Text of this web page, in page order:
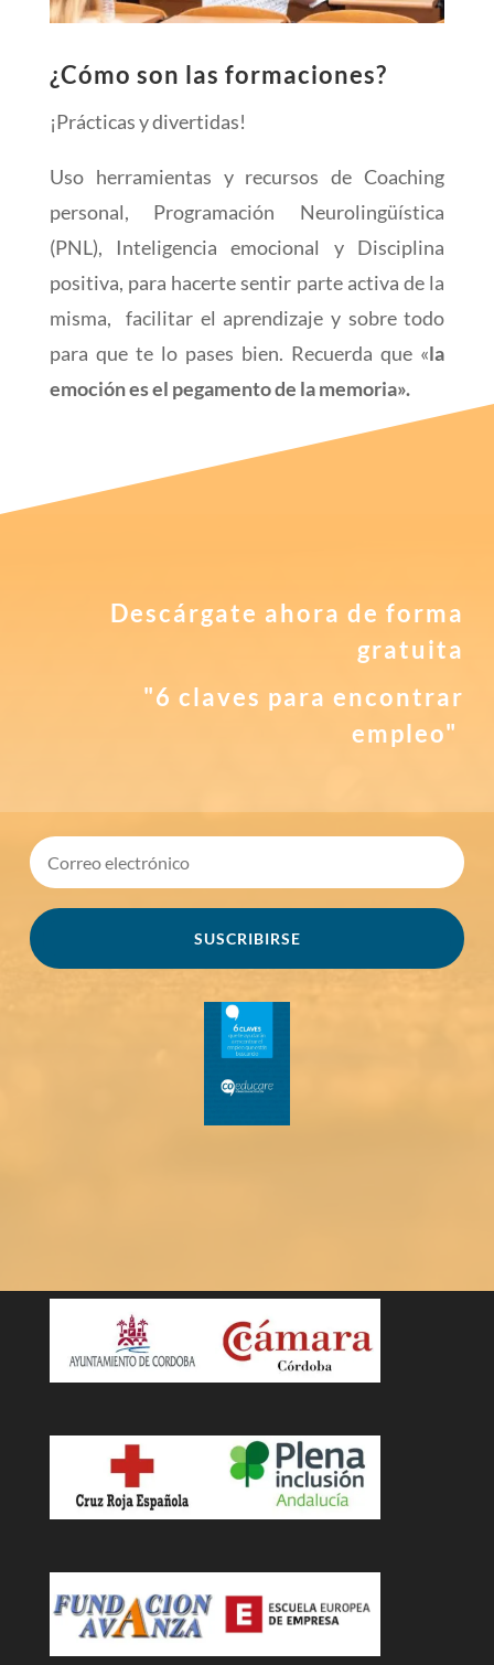
¿Cómo son las formaciones?
¡Prácticas y divertidas!
Uso herramientas y recursos de Coaching
personal, Programación Neurolingüística
(PNL), Inteligencia emocional y Disciplina
positiva, para hacerte sentir parte activa de la
misma, facilitar el aprendizaje y sobre todo
para que te lo pases bien. Recuerda que «la
emoción es el pegamento de la memoria».
Descárgate ahora de forma
gratuita
"6 claves para encontrar
empleo"
SUSCRIBIRSE